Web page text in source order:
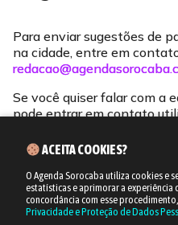
Para enviar sugestões de
na cidade, entre em
Se você quiser falar com a
pode entrar em contato
Facebook: fb.com/
Instagram: instagram.com/
TikTok:tiktok.com/
ACEITA COOKIES?
O Agenda Sorocaba utiliza cookies e
estatísticas e aprimorar a experiência
concordância com esse
Privacidade e Proteção de Dados